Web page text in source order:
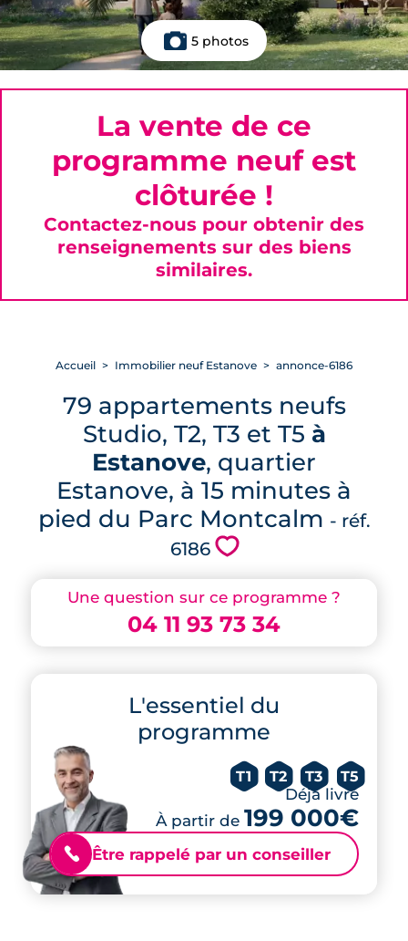
5 photos
Une question sur ce programme ?
04 11 93 73 34
L'essentiel du
programme
T1 T2 T3 T5
Déjà livré
À partir de 199 000€
📞 Être rappelé par un conseiller
Accueil Immobilier neuf Estanove annonce-6186
79 appartements neufs
Studio, T2, T3 et T5 à
Estanove, quartier
Estanove, à 15 minutes à
pied du Parc Montcalm - réf.
6186 💗
La vente de ce
programme neuf est
clôturée !
Contactez-nous pour obtenir des
renseignements sur des biens
similaires.